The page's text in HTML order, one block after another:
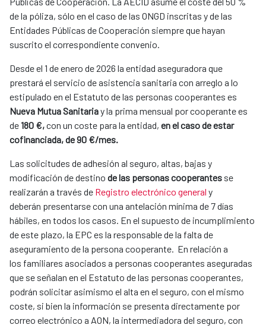
de la póliza, sólo en el caso de las ONGD inscritas y de las
Entidades Públicas de Cooperación siempre que hayan
suscrito el correspondiente convenio.
Desde el 1 de enero de 2026 la entidad aseguradora que
prestará el servicio de asistencia sanitaria con arreglo a lo
estipulado en el Estatuto de las personas cooperantes es
Nueva Mutua Sanitariay la prima mensual por cooperante es
de 180 €,con un coste para la entidad, en el caso de estar
cofinanciada, de 90 €/mes.
Las solicitudes de adhesión al seguro, altas, bajas y
modificación de destino de las personas cooperantes se
realizarán a través de Registro electrónico general y
deberán presentarse con una antelación mínima de 7 días
hábiles, en todos los casos. En el supuesto de incumplimiento
de este plazo, la EPC es la responsable de la falta de
aseguramiento de la persona cooperante. En relación a
los familiares asociados a personas cooperantes aseguradas
que se señalan en el Estatuto de las personas cooperantes,
podrán solicitar asimismo el alta en el seguro, con el mismo
coste, si bien la información se presenta directamente por
correo electrónico a AON, la intermediadora del seguro, con